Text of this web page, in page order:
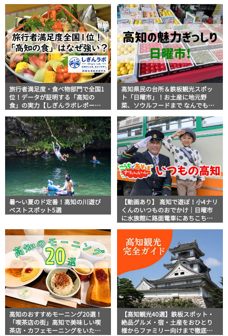
旅行者満足度・食べ物部門で全国1
位！データが証明する「高知の
食」の実力【しぎんラボレポー
高知県民の台所＆鉄板観光スポッ
ト「日曜市」！お土産に地元野
菜、ソウルフードまで なんでもそ
説！
暑～い夏のド定番！高知の川遊び
ベストスポット5選
【動画あり】 高知で遊ぼ！小4ナリ
くんのいつものおでかけ｜日曜市
に水族館に路面電車にあちこち巡
高知のおすすめモーニング20選！
「喫茶店の街」高知で美味しい喫
茶店・カフェモーニングをいただ
【高知観光40選】鉄板スポット・
絶品グルメ・宿・土産をおひとり
様からファミリー向けまで徹底解